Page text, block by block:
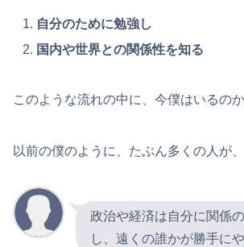
自分のために勉強し
国内や世界との関係性を知る
このような流れの中に、今僕はいるのか
以前の僕のように、たぶん多くの人が、
政治や経済は自分に関係
し、遠くの誰かが勝手に